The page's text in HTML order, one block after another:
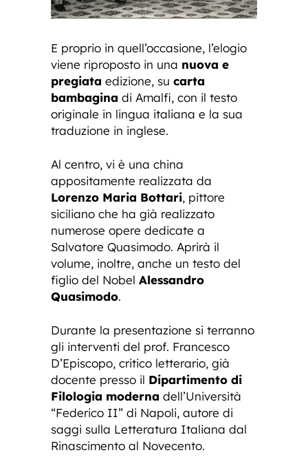
E proprio in quell’occasione, l’elogio
viene riproposto in una nuova e
pregiata edizione, su carta
bambagina di Amalfi, con il testo
originale in lingua italiana e la sua
traduzione in inglese.
Al centro, vi è una china
appositamente realizzata da
Lorenzo Maria Bottari, pittore
siciliano che ha già realizzato
numerose opere dedicate a
Salvatore Quasimodo. Aprirà il
volume, inoltre, anche un testo del
figlio del Nobel Alessandro
Quasimodo.
Durante la presentazione si terranno
gli interventi del prof. Francesco
D’Episcopo, critico letterario, già
docente presso il Dipartimento di
Filologia moderna dell’Università
“Federico II” di Napoli, autore di
saggi sulla Letteratura Italiana dal
Rinascimento al Novecento.